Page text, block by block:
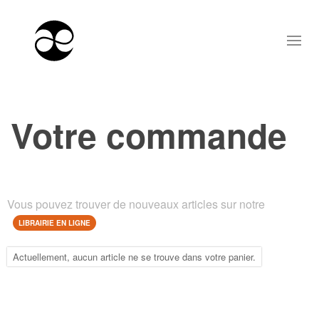
Votre commande
Vous pouvez trouver de nouveaux articles sur notre
LIBRAIRIE EN LIGNE
Actuellement, aucun article ne se trouve dans votre panier.